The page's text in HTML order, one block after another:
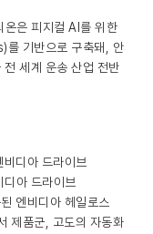
온은 피지컬 AI를 위한
를 기반으로 구축돼, 안
세계 운송 산업 전반
디아 드라이브
아 드라이브
엔비디아 헤일로스
제품군, 고도의 자동화